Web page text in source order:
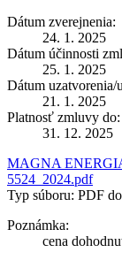
Dátum zverejnenia:
24. 1. 2025
Dátum účinnosti
25. 1. 2025
Dátum uzatvorenia/
21. 1. 2025
Platnosť zmluvy do:
31. 12. 2025
MAGNA
5524_2024.pdf
Typ súboru: PDF
Poznámka:
cena